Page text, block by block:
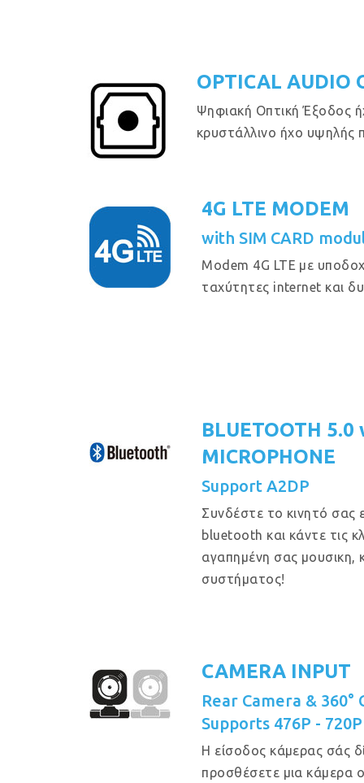
OPTICAL AUDIO
Ψηφιακή Οπτική Έξοδος
κρυστάλλινο ήχο υψηλής
4G LTE MODEM
with SIM CARD
Modem 4G LTE με
ταχύτητες internet και
BLUETOOTH
MICROPHONE
Support A2DP
Συνδέστε το κινητό σας
bluetooth και κάντε τις
αγαπημένη σας
συστήματος!
CAMERA INPUT
Rear Camera & 360°
Supports 476P -
Η είσοδος κάμερας σάς
προσθέσετε μια κάμερα